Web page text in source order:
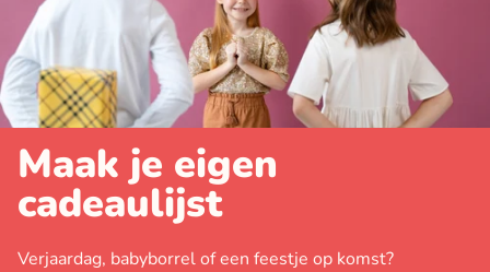
Maak je eigen
cadeaulijst
Verjaardag, babyborrel of een feestje op komst?